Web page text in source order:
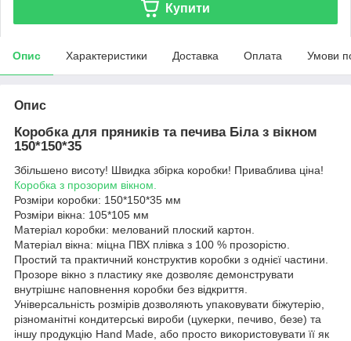
Купити
Опис Характеристики Доставка Оплата Умови
Опис
Коробка для пряників та печива Біла з вікном
150*150*35
Збільшено висоту! Швидка збірка коробки! Приваблива ціна!
Коробка з прозорим вікном.
Розміри коробки: 150*150*35 мм
Розміри вікна: 105*105 мм
Матеріал коробки: мелований плоский картон.
Матеріал вікна: міцна ПВХ плівка з 100 % прозорістю.
Простий та практичний конструктив коробки з однієї частини.
Прозоре вікно з пластику яке дозволяє демонструвати
внутрішнє наповнення коробки без відкриття.
Універсальність розмірів дозволяють упаковувати біжутерію,
різноманітні кондитерські вироби (цукерки, печиво, безе) та
іншу продукцію Hand Made, або просто використовувати її як